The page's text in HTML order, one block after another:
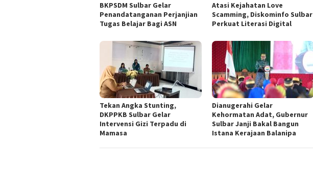
BKPSDM Sulbar Gelar
Penandatanganan Perjanjian
Tugas Belajar Bagi ASN
Atasi Kejahatan Love
Scamming, Diskominfo Sulbar
Perkuat Literasi Digital
Tekan Angka Stunting,
DKPPKB Sulbar Gelar
Intervensi Gizi Terpadu di
Mamasa
Dianugerahi Gelar
Kehormatan Adat, Gubernur
Sulbar Janji Bakal Bangun
Istana Kerajaan Balanipa